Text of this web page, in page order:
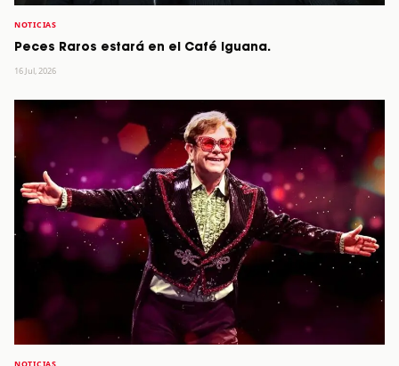
NOTICIAS
Peces Raros estará en el Café Iguana.
16 Jul, 2026